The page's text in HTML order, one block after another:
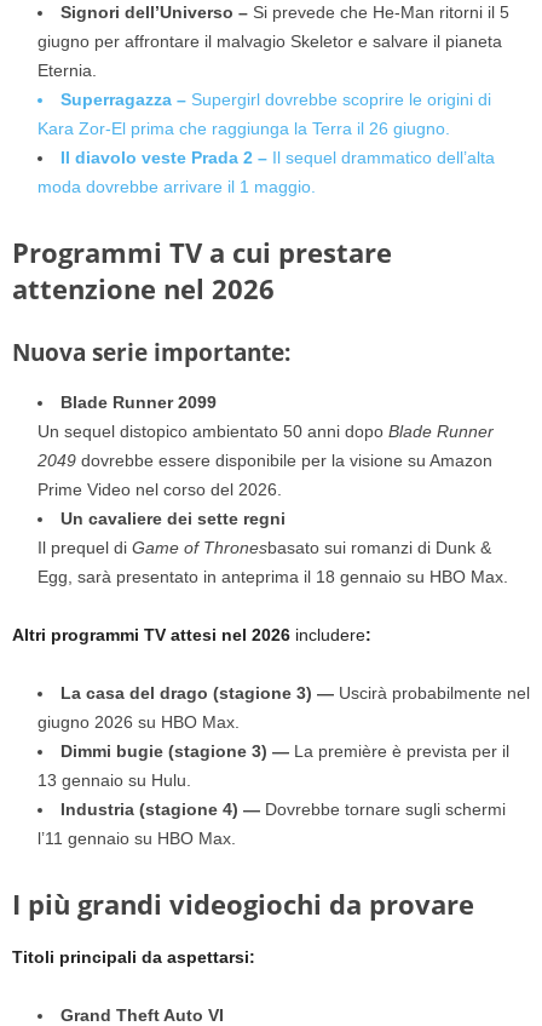
Signori dell’Universo – Si prevede che He-Man ritorni il 5
giugno per affrontare il malvagio Skeletor e salvare il pianeta
Eternia.
Superragazza – Supergirl dovrebbe scoprire le origini di
Kara Zor-El prima che raggiunga la Terra il 26 giugno.
Il diavolo veste Prada 2 – Il sequel drammatico dell’alta
moda dovrebbe arrivare il 1 maggio.
Programmi TV a cui prestare
attenzione nel 2026
Nuova serie importante:
Blade Runner 2099
Un sequel distopico ambientato 50 anni dopo Blade Runner
2049 dovrebbe essere disponibile per la visione su Amazon
Prime Video nel corso del 2026.
Un cavaliere dei sette regni
Il prequel di Game of Thronesbasato sui romanzi di Dunk &
Egg, sarà presentato in anteprima il 18 gennaio su HBO Max.
Altri programmi TV attesi nel 2026 includere:
La casa del drago (stagione 3) — Uscirà probabilmente nel
giugno 2026 su HBO Max.
Dimmi bugie (stagione 3) — La première è prevista per il
13 gennaio su Hulu.
Industria (stagione 4) — Dovrebbe tornare sugli schermi
l’11 gennaio su HBO Max.
I più grandi videogiochi da provare
Titoli principali da aspettarsi:
Grand Theft Auto VI